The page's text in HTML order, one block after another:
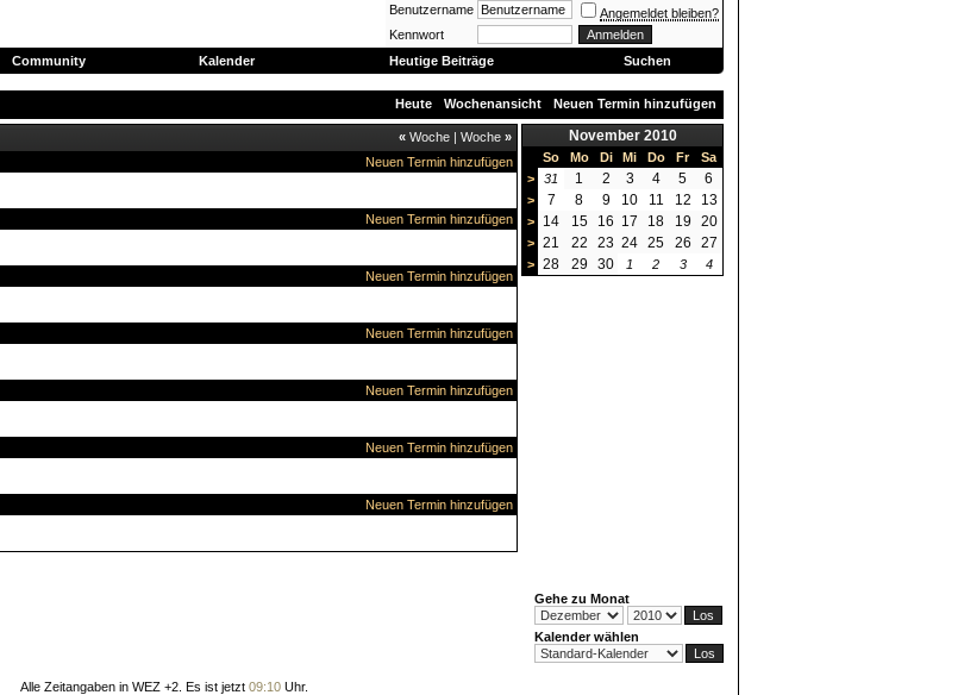
Benutzername
Angemeldet bleiben?
Kennwort
Community Kalender Heutige Beiträge Suchen
Heute Wochenansicht Neuen Termin hinzufügen
« Woche | Woche »
Neuen Termin hinzufügen
Neuen Termin hinzufügen
Neuen Termin hinzufügen
Neuen Termin hinzufügen
Neuen Termin hinzufügen
Neuen Termin hinzufügen
Neuen Termin hinzufügen
November 2010
So Mo Di Mi Do Fr
Sa
>
31 1 2 3 4 5 6
> 7 8 9 10 11 12 13
> 14 15 16 17 18 19 20
> 21 22 23 24 25 26 27
> 28 29 30 1 2 3 4
Gehe zu Monat
Kalender wählen
Alle Zeitangaben in WEZ +2. Es ist jetzt 09:10 Uhr.